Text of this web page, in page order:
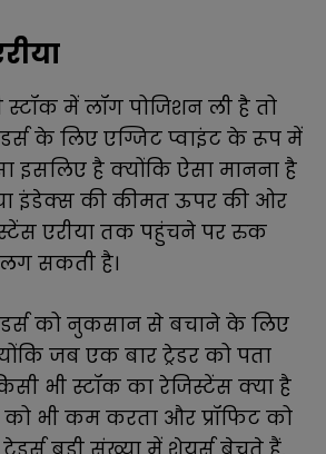
में लॉग पोजिशन ली है तो
के लिए एग्जिट प्वाइंट के रूप में
इसलिए है क्योंकि ऐसा मानना ​​​​है
इंडेक्स की कीमत ऊपर की ओर
एरीया तक पहुंचने पर रुक
लग सकती है।
को नुकसान से बचाने के लिए
जब एक बार ट्रेडर को पता
भी स्टॉक का रेजिस्टेंस क्या है
भी कम करता और प्रॉफिट को